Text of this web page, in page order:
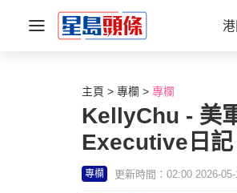
港
主頁 專欄 專欄
KellyChu - 美
Executive日記
專欄 更新時間：02:00 2026-